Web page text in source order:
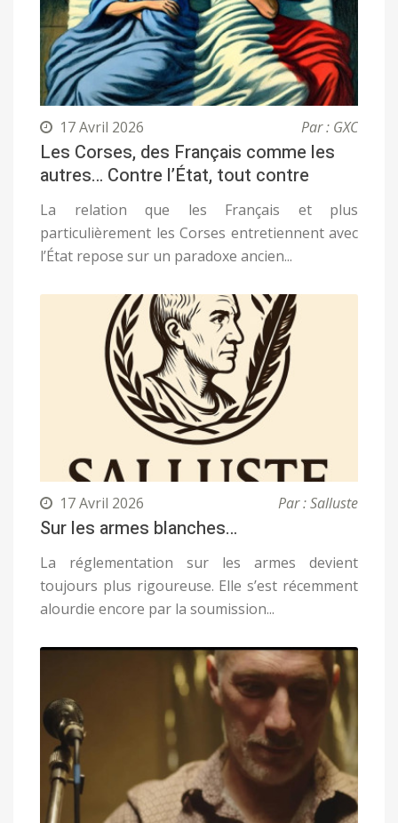
17 Avril 2026 Par : GXC
Les Corses, des Français comme les
autres… Contre l’État, tout contre
La relation que les Français et plus
particulièrement les Corses entretiennent avec
l’État repose sur un paradoxe ancien...
17 Avril 2026 Par : Salluste
Sur les armes blanches…
La réglementation sur les armes devient
toujours plus rigoureuse. Elle s’est récemment
alourdie encore par la soumission...